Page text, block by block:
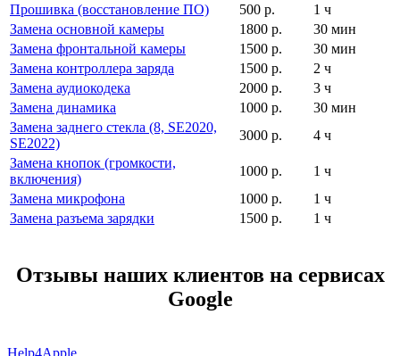
Прошивка (восстановление ПО)
500 р.
1 ч
Замена основной камеры
1800 р.
30 мин
Замена фронтальной камеры
1500 р.
30 мин
Замена контроллера заряда
1500 р.
2 ч
Замена аудиокодека
2000 р.
3 ч
Замена динамика
1000 р.
30 мин
Замена заднего стекла (8, SE2020,
SE2022)
3000 р.
4 ч
Замена кнопок (громкости,
включения)
1000 р.
1 ч
Замена микрофона
1000 р.
1 ч
Замена разъема зарядки
1500 р. 1 ч
Отзывы наших клиентов на сервисах
Google
Help4Apple